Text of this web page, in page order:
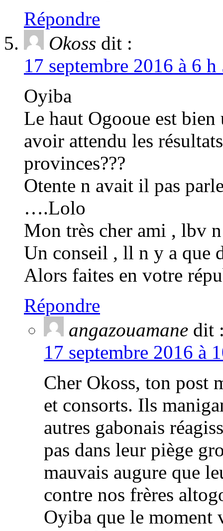
Répondre
Okoss dit :
17 septembre 2016 à 6
Oyiba
Le haut Ogooue est
avoir attendu les
provinces???
Otente n avait il pas
….Lolo
Mon très cher ami , lbv
Un conseil , ll n y a que
Alors faites en votre
Répondre
angazouamane dit
17 septembre 2016 à
Cher Okoss, ton post
et consorts. Ils
autres gabonais
pas dans leur piège
mauvais augure que
contre nos frères
Oyiba que le moment